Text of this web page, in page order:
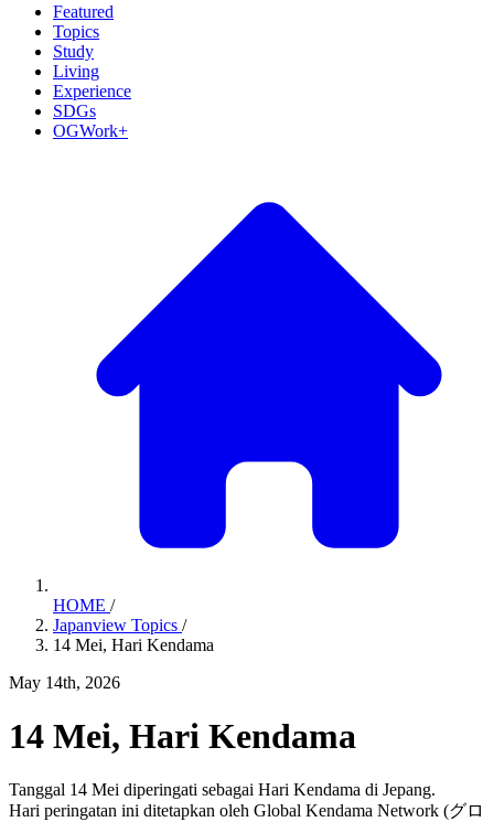
Featured
Topics
Study
Living
Experience
SDGs
OGWork+
HOME /
Japanview Topics /
14 Mei, Hari Kendama
May 14th, 2026
14 Mei, Hari Kendama
Tanggal 14 Mei diperingati sebagai Hari Kendama di Jepang.
Hari peringatan ini ditetapkan oleh Global Kendama Network (グロ